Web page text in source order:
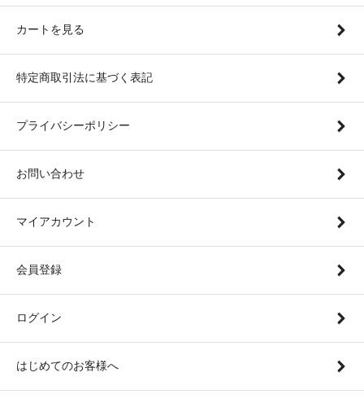
カートを見る
特定商取引法に基づく表記
プライバシーポリシー
お問い合わせ
マイアカウント
会員登録
ログイン
はじめてのお客様へ